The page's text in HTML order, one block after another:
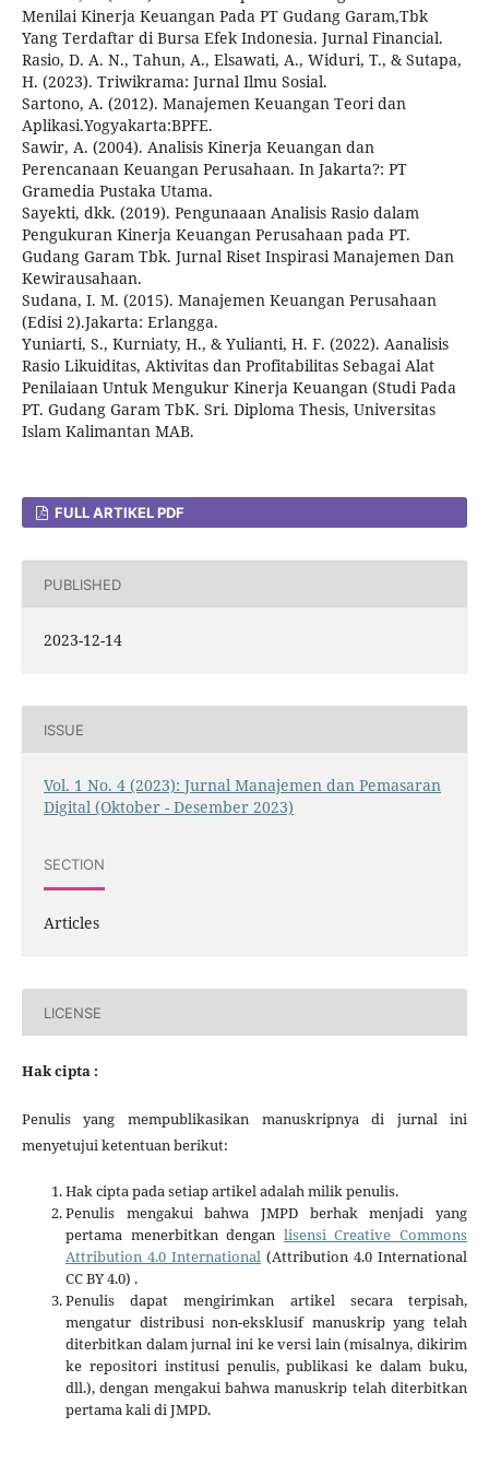
Menilai Kinerja Keuangan Pada PT Gudang Garam,Tbk
Yang Terdaftar di Bursa Efek Indonesia. Jurnal Financial.
Rasio, D. A. N., Tahun, A., Elsawati, A., Widuri, T., & Sutapa,
H. (2023). Triwikrama: Jurnal Ilmu Sosial.
Sartono, A. (2012). Manajemen Keuangan Teori dan
Aplikasi.Yogyakarta:BPFE.
Sawir, A. (2004). Analisis Kinerja Keuangan dan
Perencanaan Keuangan Perusahaan. In Jakarta?: PT
Gramedia Pustaka Utama.
Sayekti, dkk. (2019). Pengunaaan Analisis Rasio dalam
Pengukuran Kinerja Keuangan Perusahaan pada PT.
Gudang Garam Tbk. Jurnal Riset Inspirasi Manajemen Dan
Kewirausahaan.
Sudana, I. M. (2015). Manajemen Keuangan Perusahaan
(Edisi 2).Jakarta: Erlangga.
Yuniarti, S., Kurniaty, H., & Yulianti, H. F. (2022). Aanalisis
Rasio Likuiditas, Aktivitas dan Profitabilitas Sebagai Alat
Penilaiaan Untuk Mengukur Kinerja Keuangan (Studi Pada
PT. Gudang Garam TbK. Sri. Diploma Thesis, Universitas
Islam Kalimantan MAB.
FULL ARTIKEL PDF
PUBLISHED
2023-12-14
ISSUE
Vol. 1 No. 4 (2023): Jurnal Manajemen dan Pemasaran
Digital (Oktober - Desember 2023)
SECTION
Articles
LICENSE
Hak cipta :
Penulis yang mempublikasikan manuskripnya di jurnal ini
menyetujui ketentuan berikut:
Hak cipta pada setiap artikel adalah milik penulis.
Penulis mengakui bahwa JMPD berhak menjadi yang
pertama menerbitkan dengan lisensi Creative Commons
Attribution 4.0 International (Attribution 4.0 International
CC BY 4.0) .
Penulis dapat mengirimkan artikel secara terpisah,
mengatur distribusi non-eksklusif manuskrip yang telah
diterbitkan dalam jurnal ini ke versi lain (misalnya, dikirim
ke repositori institusi penulis, publikasi ke dalam buku,
dll.), dengan mengakui bahwa manuskrip telah diterbitkan
pertama kali di JMPD.